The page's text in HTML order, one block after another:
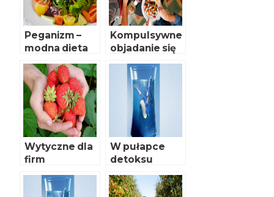
Peganizm –
modna dieta
na 2019?
Kompulsywne
objadanie się
Wytyczne dla
firm
zatrudniający
W pułapce
detoksu